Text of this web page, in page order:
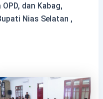
dan Kabag,
Nias Selatan ,